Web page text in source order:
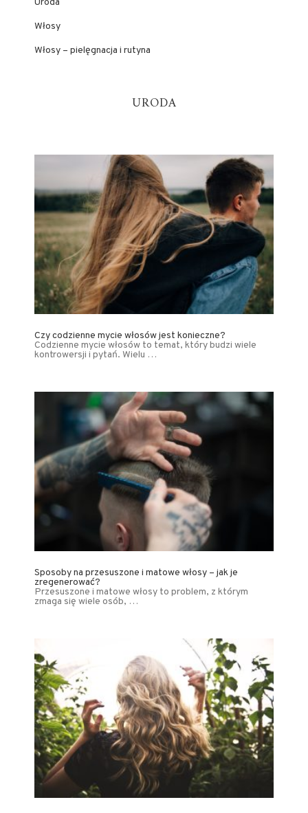
Uroda
Włosy
Włosy – pielęgnacja i rutyna
URODA
Czy codzienne mycie włosów jest konieczne?
Codzienne mycie włosów to temat, który budzi wiele
kontrowersji i pytań. Wielu …
Sposoby na przesuszone i matowe włosy – jak je
zregenerować?
Przesuszone i matowe włosy to problem, z którym
zmaga się wiele osób, …